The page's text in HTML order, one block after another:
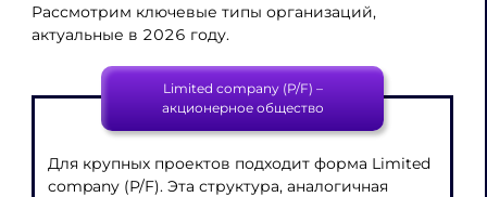
Рассмотрим ключевые типы организаций,
актуальные в 2026 году.
Limited company (P/F) –
акционерное общество
Для крупных проектов подходит форма Limited
company (P/F). Эта структура, аналогичная